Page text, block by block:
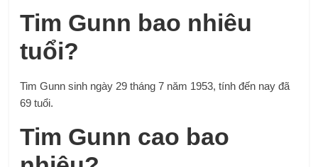
Tim Gunn bao nhiêu
tuổi?
Tim Gunn sinh ngày 29 tháng 7 năm 1953, tính đến nay đã
69 tuổi.
Tim Gunn cao bao